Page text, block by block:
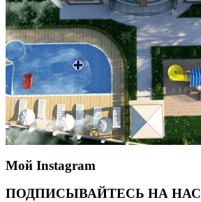
Мой Instagram
ПОДПИСЫВАЙТЕСЬ НА НАС